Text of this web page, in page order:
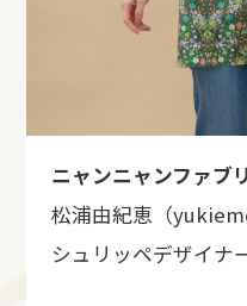
ニャンニャンファブ
松浦由紀恵（
シュリッペデザイナ